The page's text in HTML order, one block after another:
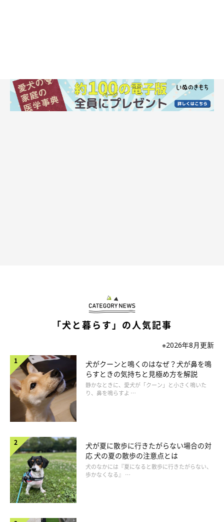
いぬのきもち投稿写真ギャラリー
犬の骨の数は約320本。小さな体に人の約1.5倍もの骨をもつ犬
は、生まれてから体が完成するまでの成長期、体の成長と一緒に
骨もぐんぐん成長していきます。
とはいえ、犬の骨は一つひとつが小さかったり、細かったりする
など、骨折や脱臼をしやすい構造ともいえます。やんちゃ盛りの
「犬と暮らす」の人気記事
※2026年8月更新
犬がクーンと鳴くのはなぜ？犬が鼻を鳴
らすときの気持ちと見極め方を解説
静かなときに、愛犬が「クーン」と小さく鳴いた
り、鼻を鳴らすよ …
犬が夏に散歩に行きたがらない場合の対
応 犬の夏の散歩の注意点とは
犬のなかには『夏になると散歩に行きたがらない、
歩かなくなる』 …